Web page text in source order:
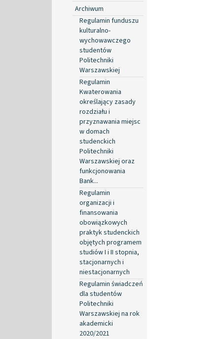
Archiwum
Regulamin funduszu
kulturalno-
wychowawczego
studentów
Politechniki
Warszawskiej
Regulamin
Kwaterowania
określający zasady
rozdziału i
przyznawania miejsc
w domach
studenckich
Politechniki
Warszawskiej oraz
funkcjonowania
Bank...
Regulamin
organizacji i
finansowania
obowiązkowych
praktyk studenckich
objętych programem
studiów I i II stopnia,
stacjonarnych i
niestacjonarnych
Regulamin świadczeń
dla studentów
Politechniki
Warszawskiej na rok
akademicki
2020/2021